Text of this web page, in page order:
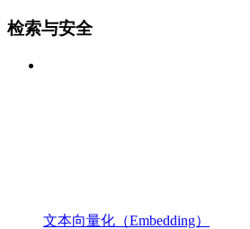
检索与安全
文本向量化（Embedding）